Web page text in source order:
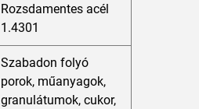
Rozsdamentes acél
1.4301
Szabadon folyó
porok, műanyagok,
granulátumok, cukor,